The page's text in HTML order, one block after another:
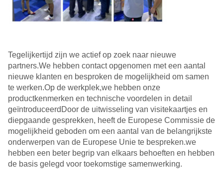
Tegelijkertijd zijn we actief op zoek naar nieuwe
partners.We hebben contact opgenomen met een aantal
nieuwe klanten en besproken de mogelijkheid om samen
te werken.Op de werkplek,we hebben onze
productkenmerken en technische voordelen in detail
geïntroduceerdDoor de uitwisseling van visitekaartjes en
diepgaande gesprekken, heeft de Europese Commissie de
mogelijkheid geboden om een aantal van de belangrijkste
onderwerpen van de Europese Unie te bespreken.we
hebben een beter begrip van elkaars behoeften en hebben
de basis gelegd voor toekomstige samenwerking.